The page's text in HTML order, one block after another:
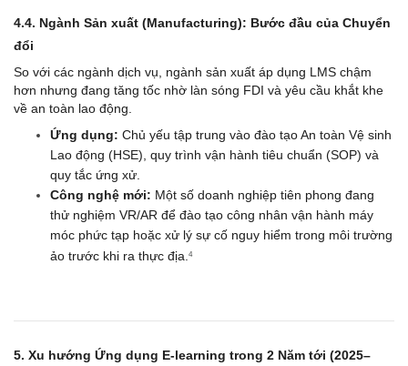
4.4. Ngành Sản xuất (Manufacturing): Bước đầu của Chuyển
đổi
So với các ngành dịch vụ, ngành sản xuất áp dụng LMS chậm
hơn nhưng đang tăng tốc nhờ làn sóng FDI và yêu cầu khắt khe
về an toàn lao động.
Ứng dụng: Chủ yếu tập trung vào đào tạo An toàn Vệ sinh
Lao động (HSE), quy trình vận hành tiêu chuẩn (SOP) và
quy tắc ứng xử.
Công nghệ mới: Một số doanh nghiệp tiên phong đang
thử nghiệm VR/AR để đào tạo công nhân vận hành máy
móc phức tạp hoặc xử lý sự cố nguy hiểm trong môi trường
ảo trước khi ra thực địa. 4
5. Xu hướng Ứng dụng E-learning trong 2 Năm tới (2025–